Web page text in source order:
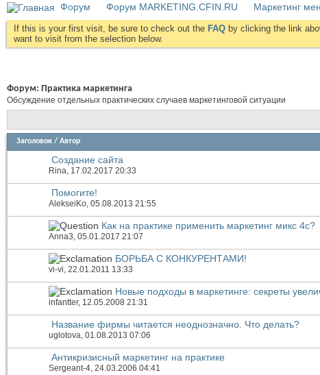
Форум Форум MARKETING.CFIN.RU Маркетинг
If this is your first visit, be sure to check out the FAQ by clicking the link
want to visit from the selection below.
Форум: Практика маркетинга
Обсуждение отдельных практических случаев маркетинговой ситуации
Заголовок / Автор
Создание сайта
Rina, 17.02.2017 20:33
Помогите!
AlekseiKo, 05.08.2013 21:55
Как на практике применить маркетинг микс 4c?
Anna3, 05.01.2017 21:07
БОРЬБА С КОНКУРЕНТАМИ!
vi-vi, 22.01.2011 13:33
Новые подходы в маркетинге: секреты
infantter, 12.05.2008 21:31
Название фирмы читается неоднозначно. Что делать?
uglotova, 01.08.2013 07:06
Антикризисный маркетинг на практике
Sergeant-4, 24.03.2006 04:41